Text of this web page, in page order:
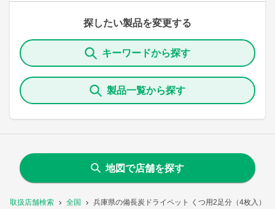
取扱店舗検索 全国 兵庫県の備長炭ドライペット くつ用2足分（4枚入）
探したい製品を変更する
キーワードから探す
製品一覧から探す
地図で店舗を探す